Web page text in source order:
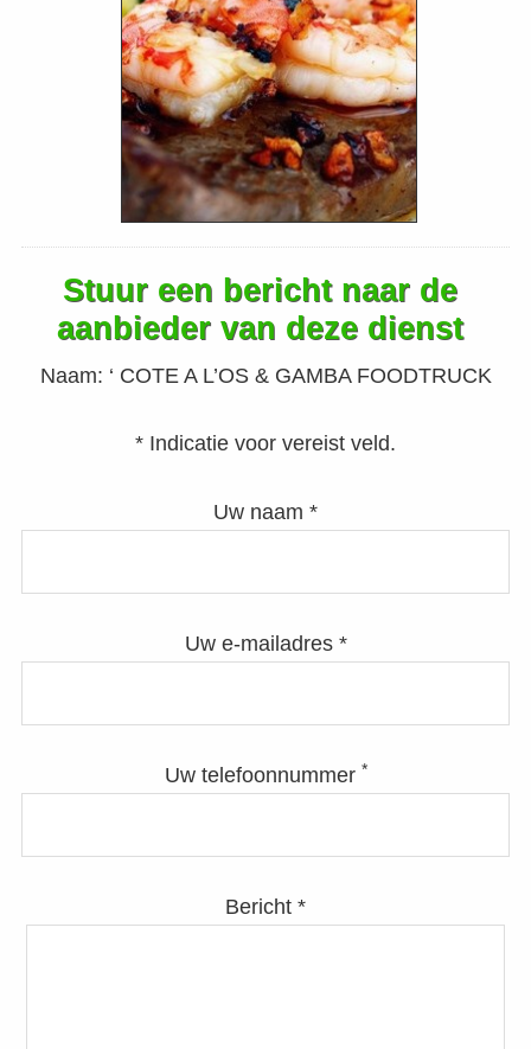
Stuur een bericht naar de
aanbieder van deze dienst
Naam: ‘ COTE A L’OS & GAMBA FOODTRUCK
* Indicatie voor vereist veld.
Uw naam *
Uw e-mailadres *
Uw telefoonnummer *
Bericht *